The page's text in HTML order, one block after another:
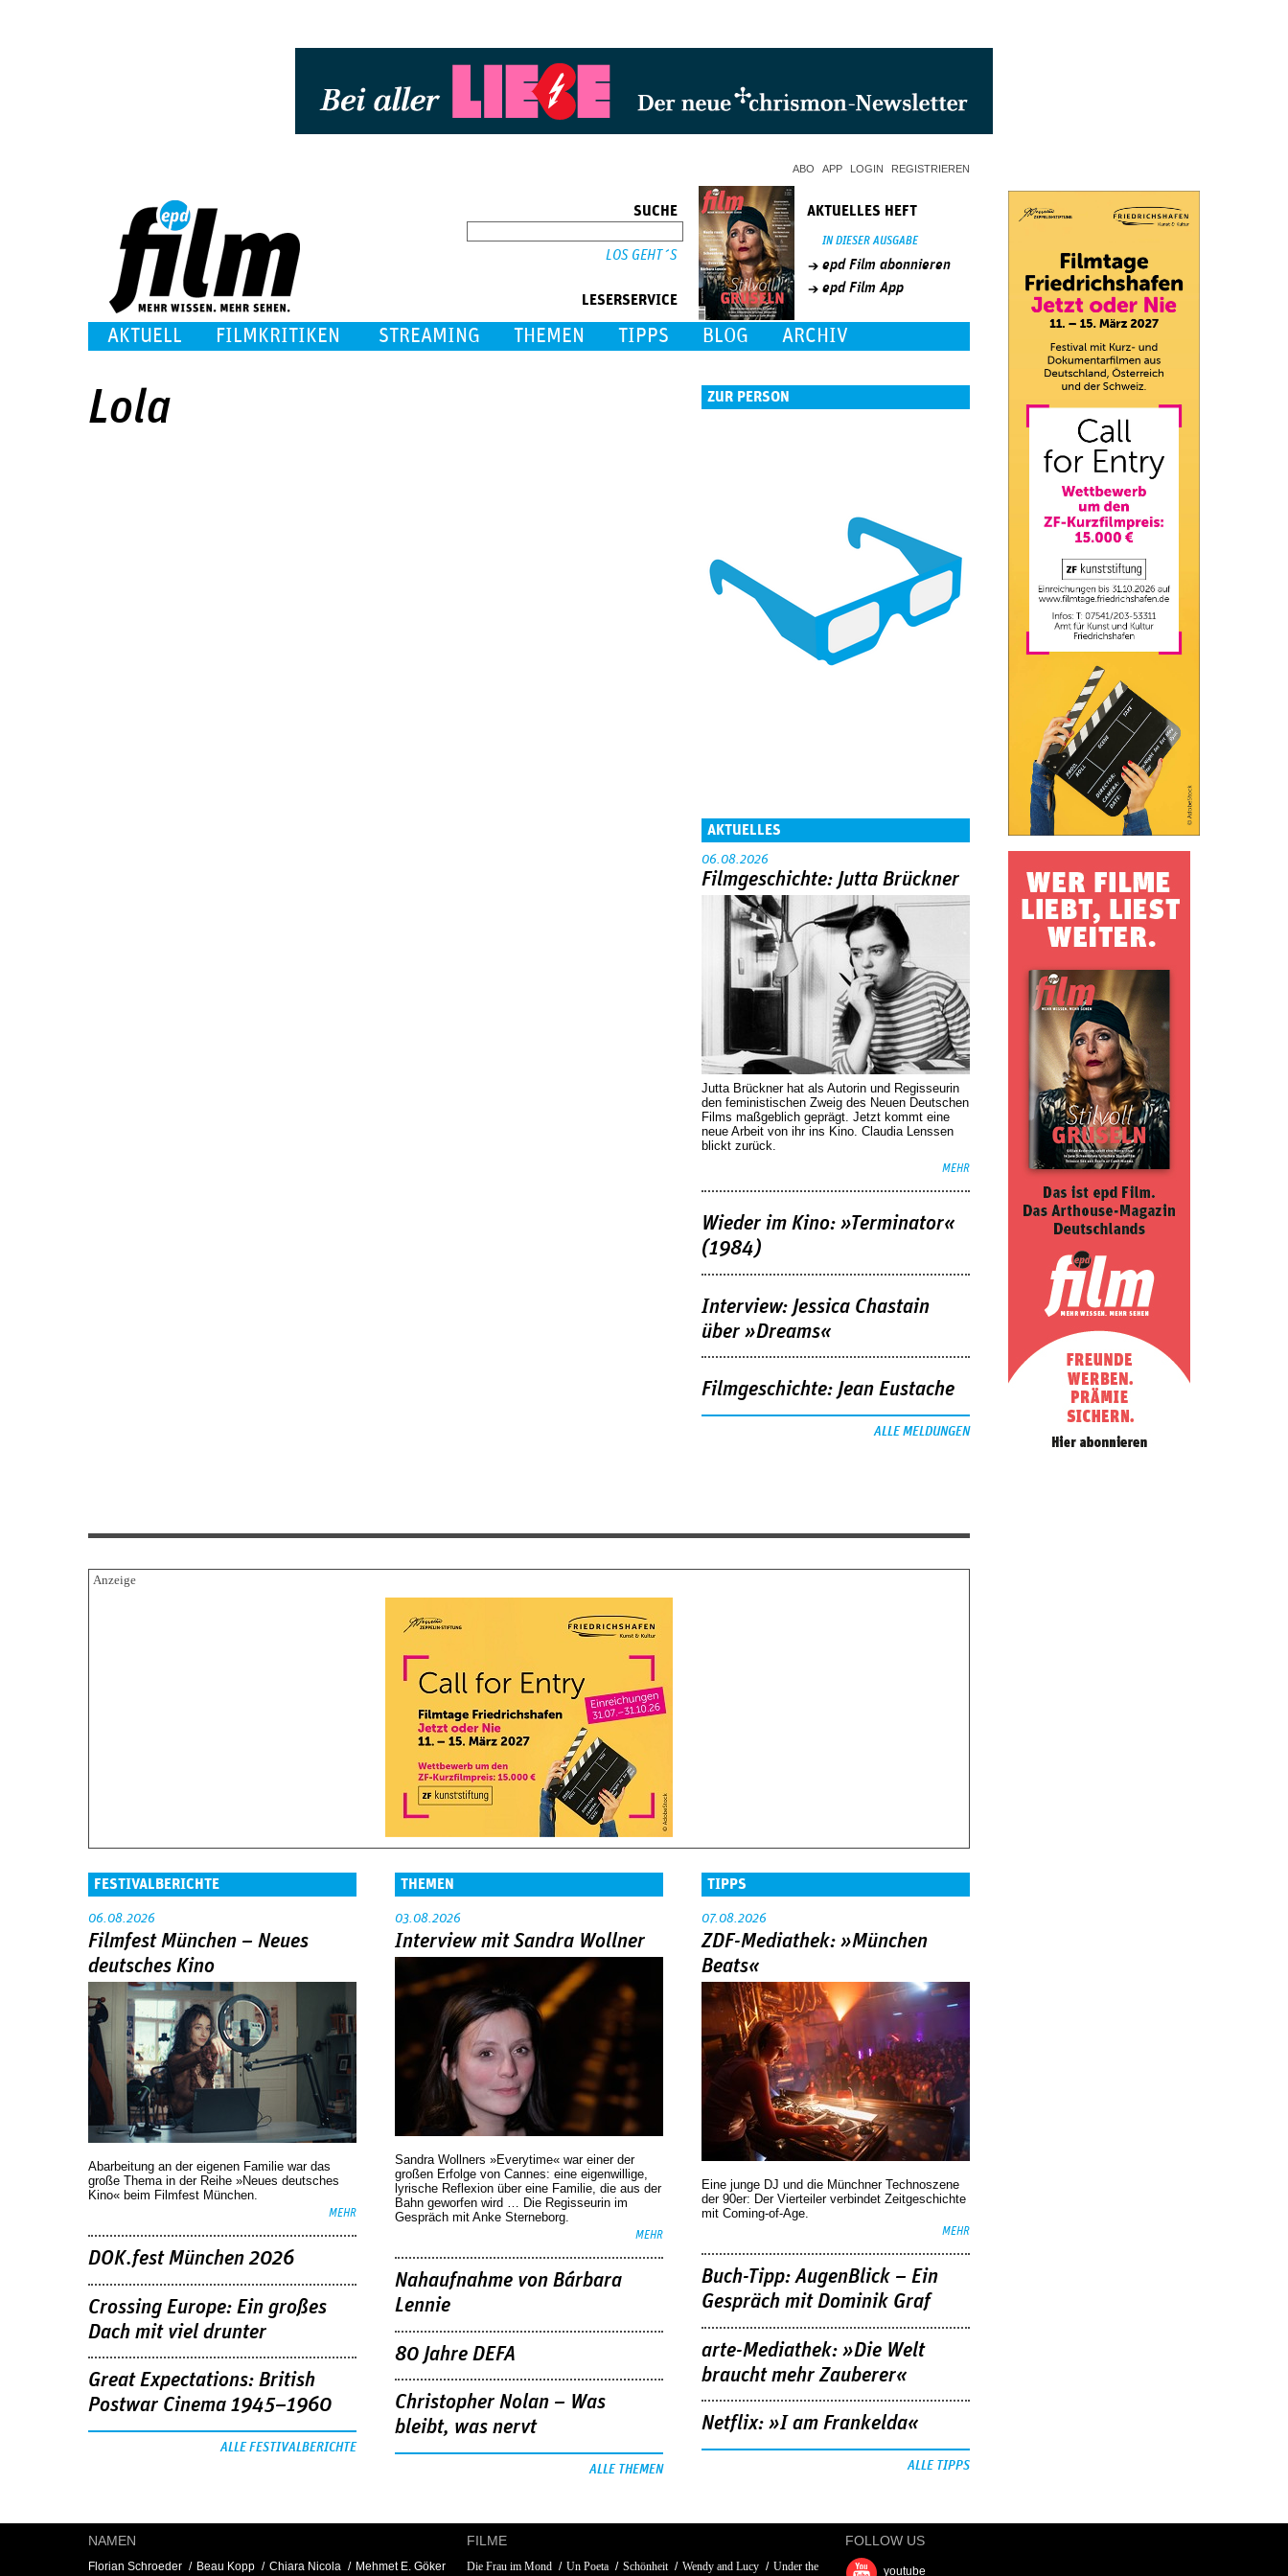
ABO APP LOGIN REGISTRIEREN
SUCHE
LESERSERVICE
AKTUELLES HEFT
IN DIESER AUSGABE
epd Film abonnieren
epd Film App
AKTUELL FILMKRITIKEN STREAMING THEMEN TIPPS BLOG ARCHIV
Lola ZUR PERSON
AKTUELLES
06.08.2026
Filmgeschichte: Jutta Brückner
Jutta Brückner hat als Autorin und Regisseurin
den feministischen Zweig des Neuen Deutschen
Films maßgeblich geprägt. Jetzt kommt eine
neue Arbeit von ihr ins Kino. Claudia Lenssen
blickt zurück.
MEHR
Wieder im Kino: »Terminator«
(1984)
Interview: Jessica Chastain
über »Dreams«
Filmgeschichte: Jean Eustache
ALLE MELDUNGEN
FESTIVALBERICHTE
06.08.2026
Filmfest München – Neues
deutsches Kino
Abarbeitung an der eigenen Familie war das
große Thema in der Reihe »Neues deutsches
Kino« beim Filmfest München.
MEHR
DOK.fest München 2026
Crossing Europe: Ein großes
Dach mit viel drunter
Great Expectations: British
Postwar Cinema 1945–1960
ALLE FESTIVALBERICHTE
THEMEN
03.08.2026
Interview mit Sandra Wollner
Sandra Wollners »Everytime« war einer der
großen Erfolge von Cannes: eine eigenwillige,
lyrische Reflexion über eine ­Familie, die aus der
Bahn geworfen wird … Die Regisseurin im
Gespräch mit Anke Sterneborg.
MEHR
Nahaufnahme von Bárbara
Lennie
80 Jahre DEFA
Christopher Nolan – Was
bleibt, was nervt
ALLE THEMEN
TIPPS
07.08.2026
ZDF-Mediathek: »München
Beats«
Eine junge DJ und die Münchner Technoszene
der 90er: Der Vierteiler verbindet Zeitgeschichte
mit Coming-of-Age.
MEHR
Buch-Tipp: AugenBlick – Ein
Gespräch mit Dominik Graf
arte-Mediathek: »Die Welt
braucht mehr Zauberer«
Netflix: »I am Frankelda«
ALLE TIPPS
NAMEN
Florian Schroeder Beau Kopp Chiara Nicola Mehmet E. Göker
FILME
Die Frau im Mond Un Poeta Schönheit Wendy and Lucy Under the
FOLLOW US
youtube